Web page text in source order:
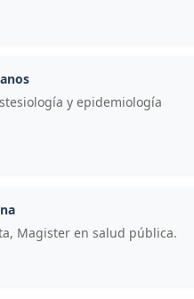
y epidemiología
Magister en salud pública.